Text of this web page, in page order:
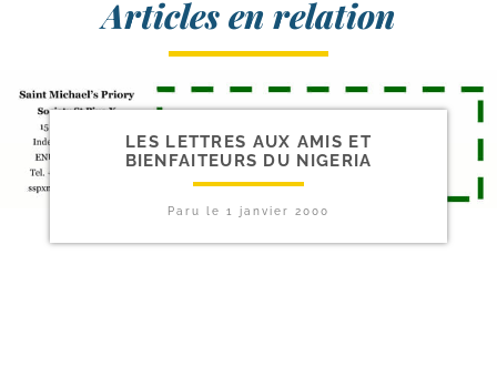
Articles en relation
LES LETTRES AUX AMIS ET
BIENFAITEURS DU NIGERIA
Paru le 1 janvier 2000